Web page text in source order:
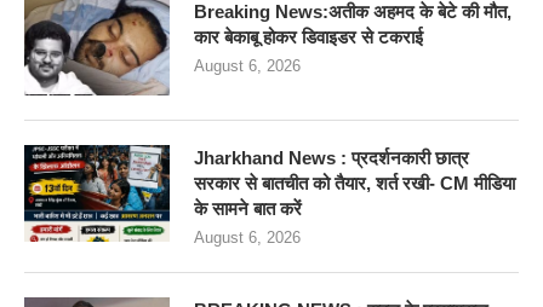
Breaking News:अतीक अहमद के बेटे की मौत,
कार बेकाबू होकर डिवाइडर से टकराई
August 6, 2026
Jharkhand News : प्रदर्शनकारी छात्र
सरकार से बातचीत को तैयार, शर्त रखी- CM मीडिया
के सामने बात करें
August 6, 2026